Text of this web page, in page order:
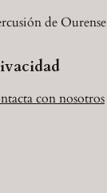
de Ourense
con nosotros